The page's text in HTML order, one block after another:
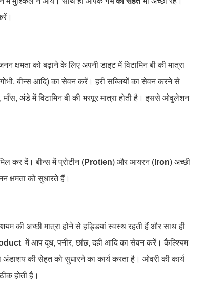
क्षमता को बढ़ाने के लिए अपनी डाइट में विटामिन बी की मात्रा
बीन्स आदि) का सेवन करें। हरी सब्जियों का सेवन करने से
माँस, अंडे में विटामिन बी की भरपूर मात्रा होती है। इससे ओवुलेशन
कर दें। बीन्स में प्रोटीन (Protien) और आयरन (I ron) अच्छी
क्षमता को सुधारते हैं।
की अच्छी मात्रा होने से हड्डियां स्वस्थ रहती हैं और साथ ही
में आप दूध, पनीर, छांछ, दही आदि का सेवन करें। कैल्श्यिम
अंडाशय की सेहत को सुधारने का कार्य करता है। ओवरी की कार्य
होती है।